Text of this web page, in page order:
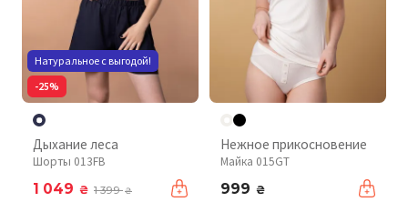
Натуральное с выгодой!
-25%
Дыхание леса
Шорты 013FB
1 049 ₴ 1 399₴
Нежное прикосновение
Майка 015GT
999 ₴